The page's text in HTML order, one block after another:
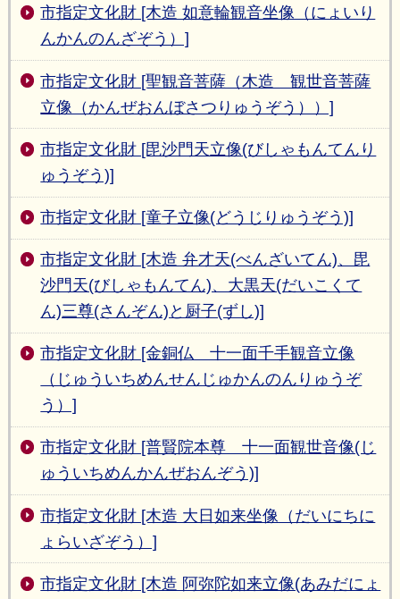
市指定文化財 [木造 如意輪観音坐像（にょいり
んかんのんざぞう）]
市指定文化財 [聖観音菩薩（木造 観世音菩薩
立像（かんぜおんぼさつりゅうぞう））]
市指定文化財 [毘沙門天立像(びしゃもんてんり
ゅうぞう)]
市指定文化財 [童子立像(どうじりゅうぞう)]
市指定文化財 [木造 弁才天(べんざいてん)、毘
沙門天(びしゃもんてん)、大黒天(だいこくて
ん)三尊(さんぞん)と厨子(ずし)]
市指定文化財 [金銅仏 十一面千手観音立像
（じゅういちめんせんじゅかんのんりゅうぞ
う）]
市指定文化財 [普賢院本尊 十一面観世音像(じ
ゅういちめんかんぜおんぞう)]
市指定文化財 [木造 大日如来坐像（だいにちに
ょらいざぞう）]
市指定文化財 [木造 阿弥陀如来立像(あみだにょ